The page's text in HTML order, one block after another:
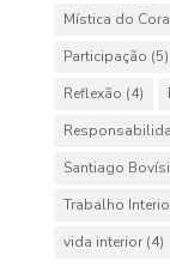
Mística do
Participação (5)
Reflexão (4)
Santiago
Trabalho
vida interior(4)